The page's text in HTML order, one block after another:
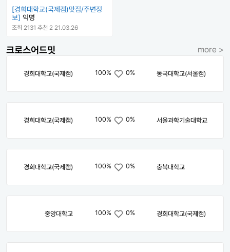
[경희대학교(국제캠)맛집/주변정
보] 익명
조회 2131 추천 2 21.03.26
크로스어드밋 more >
경희대학교(국제캠) 100% 0% 동국대학교(서울캠)
경희대학교(국제캠) 100% 0% 서울과학기술대학교
경희대학교(국제캠) 100% 0% 충북대학교
중앙대학교 100% 0% 경희대학교(국제캠)